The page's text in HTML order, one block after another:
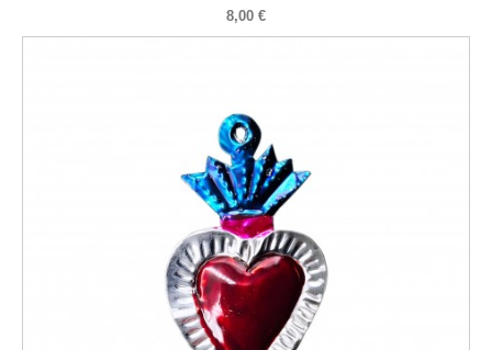
8,00 €